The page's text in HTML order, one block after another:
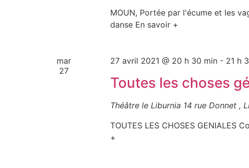
MOUN, Portée par l'écume et les
danse En savoir +
mar
27
27 avril 2021 @ 20 h 30 min- 21 h
Toutes les choses
Théâtre le Liburnia 14 rue Donnet ,
TOUTES LES CHOSES GENIALES
+